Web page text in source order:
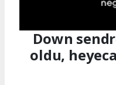
Down
oldu,